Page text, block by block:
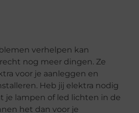
verhelpen kan
nog meer dingen. Ze
voor je aanleggen en
Heb jij elektra nodig
je lampen of led lichten in de
het dan voor je